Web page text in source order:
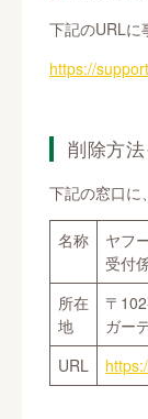
下記のURLに
https://
削除方
下記の窓口に
名称
ヤフ
受付
所在
地
〒
ガー
URL